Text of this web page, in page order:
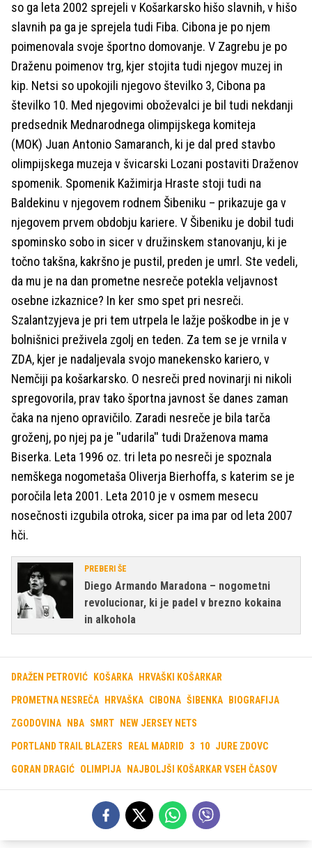
so ga leta 2002 sprejeli v Košarkarsko hišo slavnih, v hišo
slavnih pa ga je sprejela tudi Fiba. Cibona je po njem
poimenovala svoje športno domovanje. V Zagrebu je po
Draženu poimenov trg, kjer stojita tudi njegov muzej in
kip. Netsi so upokojili njegovo številko 3, Cibona pa
številko 10. Med njegovimi oboževalci je bil tudi nekdanji
predsednik Mednarodnega olimpijskega komiteja
(MOK) Juan Antonio Samaranch, ki je dal pred stavbo
olimpijskega muzeja v švicarski Lozani postaviti Draženov
spomenik. Spomenik Kažimirja Hraste stoji tudi na
Baldekinu v njegovem rodnem Šibeniku – prikazuje ga v
njegovem prvem obdobju kariere. V Šibeniku je dobil tudi
spominsko sobo in sicer v družinskem stanovanju, ki je
točno takšna, kakršno je pustil, preden je umrl. Ste vedeli,
da mu je na dan prometne nesreče potekla veljavnost
osebne izkaznice? In ker smo spet pri nesreči.
Szalantzyjeva je pri tem utrpela le lažje poškodbe in je v
bolnišnici preživela zgolj en teden. Za tem se je vrnila v
ZDA, kjer je nadaljevala svojo manekensko kariero, v
Nemčiji pa košarkarsko. O nesreči pred novinarji ni nikoli
spregovorila, prav tako športna javnost še danes zaman
čaka na njeno opravičilo. Zaradi nesreče je bila tarča
groženj, po njej pa je ''udarila'' tudi Draženova mama
Biserka. Leta 1996 oz. tri leta po nesreči je spoznala
nemškega nogometaša Oliverja Bierhoffa, s katerim se je
poročila leta 2001. Leta 2010 je v osmem mesecu
nosečnosti izgubila otroka, sicer pa ima par od leta 2007
hči.
PREBERI ŠE
Diego Armando Maradona – nogometni
revolucionar, ki je padel v brezno kokaina
in alkohola
DRAŽEN PETROVIĆ KOŠARKA HRVAŠKI KOŠARKAR
PROMETNA NESREČA HRVAŠKA CIBONA ŠIBENKA BIOGRAFIJA
ZGODOVINA NBA SMRT NEW JERSEY NETS
PORTLAND TRAIL BLAZERS REAL MADRID 3 10 JURE ZDOVC
GORAN DRAGIĆ OLIMPIJA NAJBOLJŠI KOŠARKAR VSEH ČASOV